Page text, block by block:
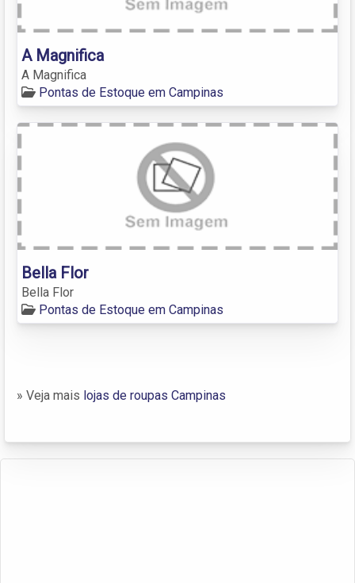
A Magnifica
A Magnifica
Pontas de Estoque em Campinas
Bella Flor
Bella Flor
Pontas de Estoque em Campinas
» Veja mais lojas de roupas Campinas